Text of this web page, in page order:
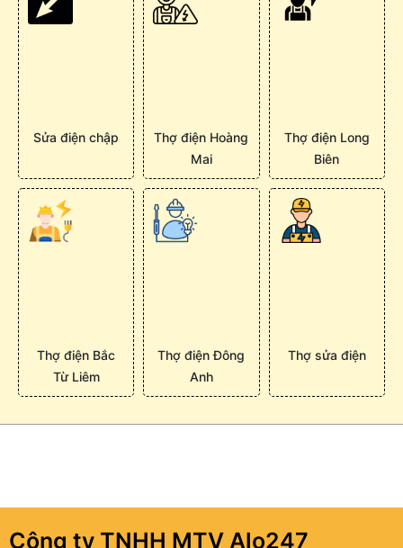
Sửa điện chập
Thợ điện Hoàng
Mai
Thợ điện Long
Biên
Thợ điện Bắc
Từ Liêm
Thợ điện Đông
Anh
Thợ sửa điện
Công ty TNHH MTV Alo247